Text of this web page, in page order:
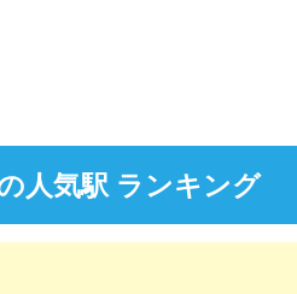
人気駅 ランキング